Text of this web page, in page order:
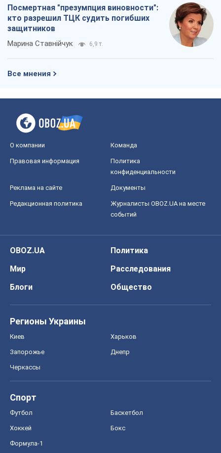
Посмертная "презумпция виновности":
кто разрешил ТЦК судить погибших
защитников
Марина Ставнійчук 6,9 т.
Все мнения
О компании Команда
Правовая информация
Политика
конфиденциальности
Реклама на сайте Документы
Редакционная политика
Журналисты OBOZ.UA на месте
событий
OBOZ.UA
Политика
Мир
Расследования
Блоги
Общество
Регионы Украины
Киев Харьков
Запорожье Днепр
Черкассы
Спорт
Футбол Баскетбол
Хоккей Бокс
Формула-1